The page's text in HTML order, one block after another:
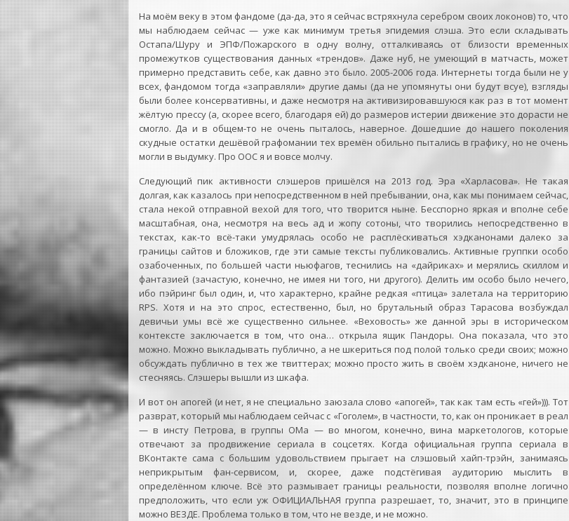
На моём веку в этом фандоме (да-да, это я сейчас встряхнула серебром своих локонов) то, что
мы наблюдаем сейчас — уже как минимум третья эпидемия слэша. Это если складывать
Остапа/Шуру и ЭПФ/Пожарского в одну волну, отталкиваясь от близости временных
промежутков существования данных «трендов». Даже нуб, не умеющий в матчасть, может
примерно представить себе, как давно это было. 2005-2006 года. Интернеты тогда были не у
всех, фандомом тогда «заправляли» другие дамы (да не упомянуты они будут всуе), взгляды
были более консервативны, и даже несмотря на активизировавшуюся как раз в тот момент
жёлтую прессу (а, скорее всего, благодаря ей) до размеров истерии движение это дорасти не
смогло. Да и в общем-то не очень пыталось, наверное. Дошедшие до нашего поколения
скудные остатки дешёвой графомании тех времён обильно пытались в графику, но не очень
могли в выдумку. Про ООС я и вовсе молчу.
Следующий пик активности слэшеров пришёлся на 2013 год. Эра «Харласова». Не такая
долгая, как казалось при непосредственном в ней пребывании, она, как мы понимаем сейчас,
стала некой отправной вехой для того, что творится ныне. Бесспорно яркая и вполне себе
масштабная, она, несмотря на весь ад и жопу сотоны, что творились непосредственно в
текстах, как-то всё-таки умудрялась особо не расплёскиваться хэдканонами далеко за
границы сайтов и бложиков, где эти самые тексты публиковались. Активные группки особо
озабоченных, по большей части ньюфагов, теснились на «дайриках» и мерялись скиллом и
фантазией (зачастую, конечно, не имея ни того, ни другого). Делить им особо было нечего,
ибо пэйринг был один, и, что характерно, крайне редкая «птица» залетала на территорию
RPS. Хотя и на это спрос, естественно, был, но брутальный образ Тарасова возбуждал
девичьи умы всё же существенно сильнее. «Веховость» же данной эры в историческом
контексте заключается в том, что она… открыла ящик Пандоры. Она показала, что это
можно. Можно выкладывать публично, а не шкериться под полой только среди своих; можно
обсуждать публично в тех же твиттерах; можно просто жить в своём хэдканоне, ничего не
стесняясь. Слэшеры вышли из шкафа.
И вот он апогей (и нет, я не специально заюзала слово «апогей», так как там есть «гей»))). Тот
разврат, который мы наблюдаем сейчас с «Гоголем», в частности, то, как он проникает в реал
— в инсту Петрова, в группы ОМа — во многом, конечно, вина маркетологов, которые
отвечают за продвижение сериала в соцсетях. Когда официальная группа сериала в
ВКонтакте сама с большим удовольствием прыгает на слэшовый хайп-трэйн, занимаясь
неприкрытым фан-сервисом, и, скорее, даже подстёгивая аудиторию мыслить в
определённом ключе. Всё это размывает границы реальности, позволяя вполне логично
предположить, что если уж ОФИЦИАЛЬНАЯ группа разрешает, то, значит, это в принципе
можно ВЕЗДЕ. Проблема только в том, что не везде, и не можно.